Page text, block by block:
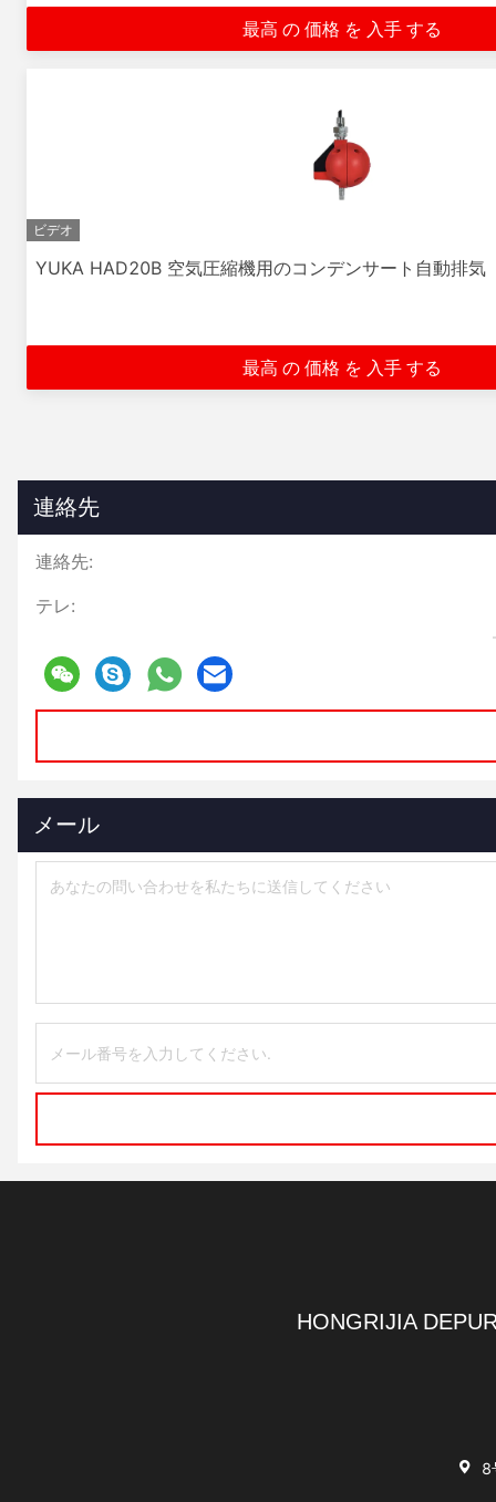
最高 の 価格 を 入手 する
ビデオ
YUKA HAD20B 空気圧縮機用のコンデンサート自動排気
最高 の 価格 を 入手 する
連絡先
連絡先:
テレ:
メール
HONGRIJIA
8